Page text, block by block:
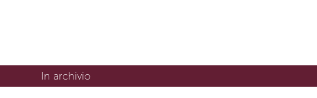
In archivio